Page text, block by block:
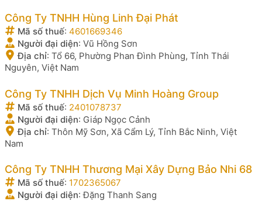
Công Ty TNHH Hùng Linh Đại Phát
Mã số thuế: 4601669346
Người đại diện: Vũ Hồng Sơn
Địa chỉ: Tổ 66, Phường Phan Đình Phùng, Tỉnh Thái
Nguyên, Việt Nam
Công Ty TNHH Dịch Vụ Minh Hoàng Group
Mã số thuế: 2401078737
Người đại diện: Giáp Ngọc Cảnh
Địa chỉ: Thôn Mỹ Sơn, Xã Cẩm Lý, Tỉnh Bắc Ninh, Việt
Nam
Công Ty TNHH Thương Mại Xây Dựng Bảo Nhi 68
Mã số thuế: 1702365067
Người đại diện:Đặng Thanh Sang